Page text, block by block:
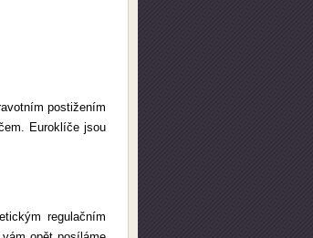
postižením
Euroklíče jsou
regulačním